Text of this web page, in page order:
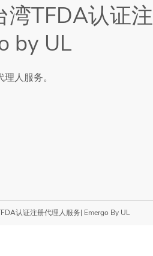
湾TFDA认证注
by UL
人服务。
认证注册代理人服务| Emergo By UL